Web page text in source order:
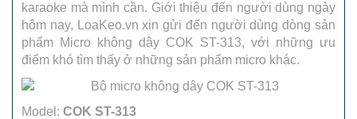
karaoke mà mình cần. Giới thiệu đến người dùng ngày
hôm nay, LoaKeo.vn xin gửi đến người dùng dòng sản
phẩm Micro không dây COK ST-313, với những ưu
điểm khó tìm thấy ở những sản phẩm micro khác.
Model: COK ST-313